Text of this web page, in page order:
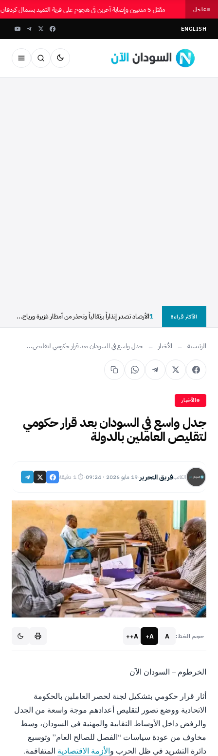
عاجل مقتل 5 مدنيين وإصابة آخرين في هجوم على قرية التميد بشمال كردفان
ENGLISH
الأكثر قراءة 1الأرصاد تصدر إنذاراً برتقالياً وتحذر من أمطار غزيرة ورياح...
الرئيسية ← الأخبار ← جدل واسع في السودان بعد قرار حكومي لتقليص...
الأخبار
جدل واسع في السودان بعد قرار حكومي
لتقليص العاملين بالدولة
الكاتبفريق التحرير·19 مايو 2026 · 09:24 ·⏱ 1 دقيقة
حجم الخط: A
A+
A++
الخرطوم – السودان الآن
أثار قرار حكومي بتشكيل لجنة لحصر العاملين بالحكومة
الاتحادية ووضع تصور لتقليص أعدادهم موجة واسعة من الجدل
والرفض داخل الأوساط النقابية والمهنية في السودان، وسط
مخاوف من عودة سياسات “الفصل للصالح العام” وتوسيع
دائرة التشريد في ظل الحرب والأزمة الاقتصادية المتفاقمة.